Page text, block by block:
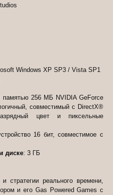
Windows XP SP3 / Vista SP1
памятью 256 МБ NVIDIA GeForce
совместимый с DirectX®
цвет и пиксельные
16 бит, совместимое с
диске: 3 ГБ
стратегии реального времени,
и его Gas Powered Games с